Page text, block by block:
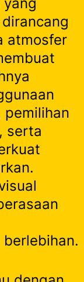
atmosfer
pemilihan
serta